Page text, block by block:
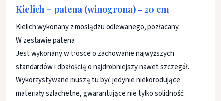
Kielich + patena (winogrona) - 20 cm
Kielich wykonany z mosiądzu odlewanego, pozłacany.
W zestawie patena.
Jest wykonany w trosce o zachowanie najwyższych
standardów i dbałością o najdrobniejszy nawet szczegół.
Wykorzystywane muszą tu być jedynie niekorodujące
materiały szlachetne, gwarantujące nie tylko solidność